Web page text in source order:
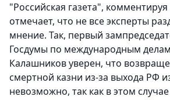
"Российская газета", комментируя
отмечает, что не все эксперты
мнение. Так, первый
Госдумы по международным
Калашников уверен, что
смертной казни из-за выхода РФ
невозможно, так как в этом